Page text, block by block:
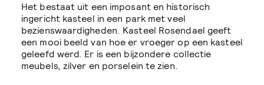
Het bestaat uit een imposant en historisch
ingericht kasteel in een park met veel
bezienswaardigheden. Kasteel Rosendael geeft
een mooi beeld van hoe er vroeger op een kasteel
geleefd werd. Er is een bijzondere collectie
meubels, zilver en porselein te zien.